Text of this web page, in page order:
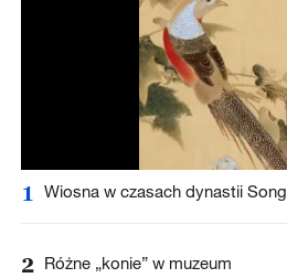
1 Wiosna w czasach dynastii Song
2 Różne „konie” w muzeum